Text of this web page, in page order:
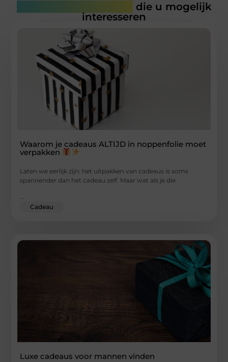
die u mogelijk
interesseren
Waarom je cadeaus ALTIJD in noppenfolie moet
verpakken
Laten we eerlijk zijn: het uitpakken van cadeaus is soms
spannender dan het cadeau zelf. Maar wat als je die
...
Cadeau
Luxe cadeaus voor mannen vinden